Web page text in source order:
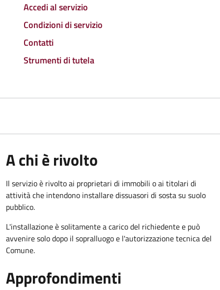
Accedi al servizio
Condizioni di servizio
Contatti
Strumenti di tutela
A chi è rivolto
Il servizio è rivolto ai proprietari di immobili o ai titolari di
attività che intendono installare dissuasori di sosta su suolo
pubblico.
L'installazione è solitamente a carico del richiedente e può
avvenire solo dopo il sopralluogo e l'autorizzazione tecnica del
Comune.
Approfondimenti